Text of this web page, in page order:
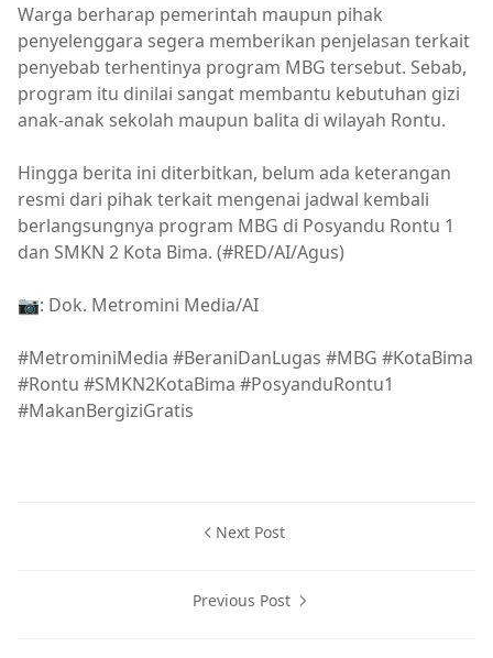
Warga berharap pemerintah maupun pihak
penyelenggara segera memberikan penjelasan terkait
penyebab terhentinya program MBG tersebut. Sebab,
program itu dinilai sangat membantu kebutuhan gizi
anak-anak sekolah maupun balita di wilayah Rontu.
Hingga berita ini diterbitkan, belum ada keterangan
resmi dari pihak terkait mengenai jadwal kembali
berlangsungnya program MBG di Posyandu Rontu 1
dan SMKN 2 Kota Bima. (#RED/AI/Agus)
📷: Dok. Metromini Media/AI
#MetrominiMedia #BeraniDanLugas #MBG #KotaBima
#Rontu #SMKN2KotaBima #PosyanduRontu1
#MakanBergiziGratis
Next Post
Previous Post